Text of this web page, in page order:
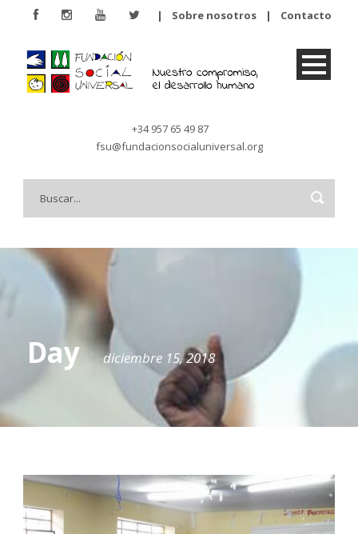
| Sobre nosotros | Contacto
+34 957 65 49 87
fsu@fundacionsocialuniversal.org
Day diciembre 15, 2018